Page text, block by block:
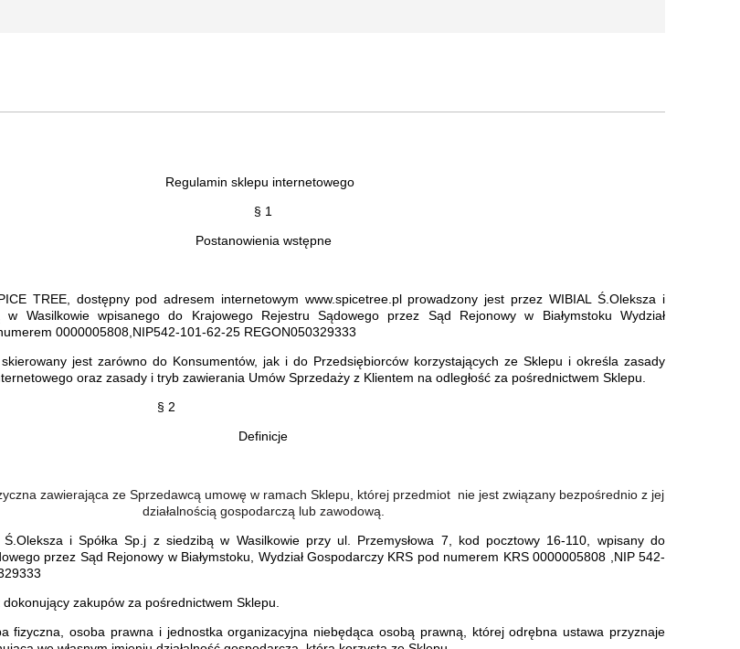
Regulamin sklepu internetowego
§ 1
Postanowienia wstępne
TREE, dostępny pod adresem internetowym www.spicetree.plprowadzony jest przez WIBIAL
Ś.Oleksza i
Wasilkowie wpisanego do Krajowego Rejestru Sądowego przez Sąd Rejonowy w Białymstoku Wydział
0000005808,NIP542-101-62-25 REGON050329333
jest zarówno do Konsumentów, jak i do Przedsiębiorców korzystających ze Sklepu i określa zasady
oraz zasady i tryb zawierania Umów Sprzedaży z Klientem na odległość za pośrednictwem Sklepu.
2
Definicje
zawierająca ze Sprzedawcą umowę w ramach Sklepu, której przedmiot nie jest związany bezpośrednio z jej
działalnością gospodarczą lub zawodową.
Ś.Oleksza i SpółkaSp.j z siedzibą w Wasilkowie przy ul. Przemysłowa 7, kod pocztowy 16-110, wpisany do
przez Sąd Rejonowy w Białymstoku,
Wydział Gospodarczy KRS pod numerem KRS 0000005808 ,NIP 542-
zakupów za pośrednictwem Sklepu.
fizyczna, osoba prawna i jednostka organizacyjna niebędąca osobą prawną, której odrębna ustawa przyznaje